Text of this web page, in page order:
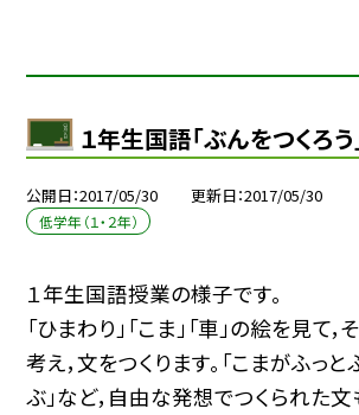
１年生国語「ぶんをつくろう
公開日 2017/05/30 更新日 2017/05/30
低学年（１・２年）
１年生国語授業の様子です。
「ひまわり」「こま」「車」の絵を見て
考え，文をつくります。「こまがふっと
ぶ」など，自由な発想でつくられた文